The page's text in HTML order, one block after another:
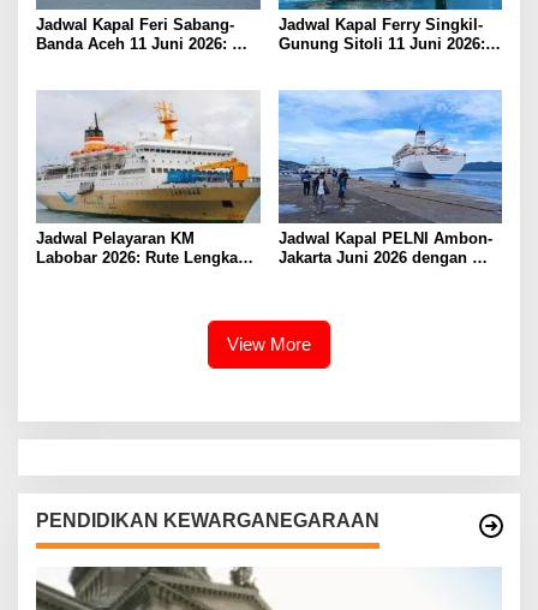
Jadwal Kapal Feri Sabang-
Banda Aceh 11 Juni 2026:
Jadwal Kapal Ferry Singkil-
Gunung Sitoli 11 Juni 2026:
Jadwal Pelayaran KM
Labobar 2026: Rute Lengkap
Jadwal Kapal PELNI Ambon-
Jakarta Juni 2026 dengan
View More
PENDIDIKAN KEWARGANEGARAAN